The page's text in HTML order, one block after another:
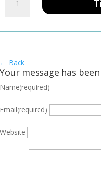
Hækle
← Back
Your message has
Name(required)
Email(required)
Website